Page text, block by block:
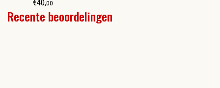
€40,00
Recente beoordelingen